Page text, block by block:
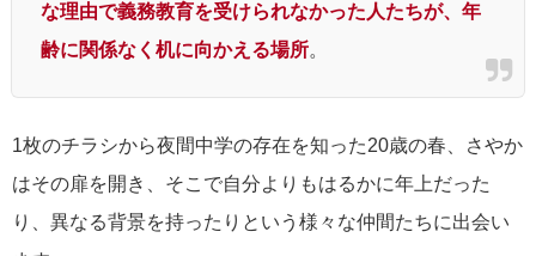
な理由で義務教育を受けられなかった人たちが、年
齢に関係なく机に向かえる場所。
1枚のチラシから夜間中学の存在を知った20歳の春、さやか
はその扉を開き、そこで自分よりもはるかに年上だった
り、異なる背景を持ったりという様々な仲間たちに出会い